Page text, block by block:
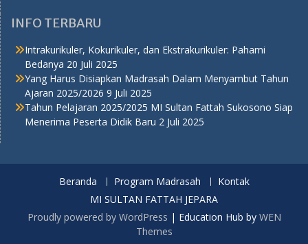
INFO TERBARU
Intrakurikuler, Kokurikuler, dan Ekstrakurikuler: Pahami
Bedanya 20 Juli 2025
Yang Harus Disiapkan Madrasah Dalam Menyambut Tahun
Ajaran 2025/2026 9 Juli 2025
Tahun Pelajaran 2025/2025 MI Sultan Fattah Sukosono Siap
Menerima Peserta Didik Baru 2 Juli 2025
Beranda Program Madrasah
Kontak
MI SULTAN FATTAH JEPARA
Proudly powered by WordPress | Education Hub by WEN
Themes